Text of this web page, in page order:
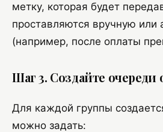
метку, которая будет
проставляются вручную или
(например, после оплаты
Шаг 3. Создайте
Для каждой группы
можно задать: